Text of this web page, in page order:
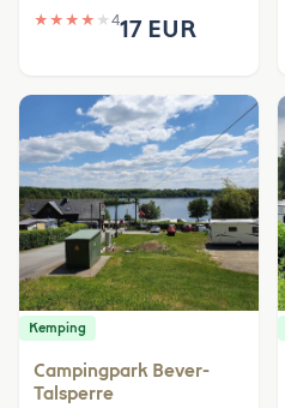
★ ★ ★ ★ ★ 417 EUR
Kemping
Campingpark Bever-
Talsperre